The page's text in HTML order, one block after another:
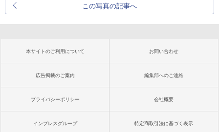
この写真の記事へ
本サイトのご利用について お問い合わせ
広告掲載のご案内 編集部へのご連絡
プライバシーポリシー 会社概要
インプレスグループ 特定商取引法に基づく表示